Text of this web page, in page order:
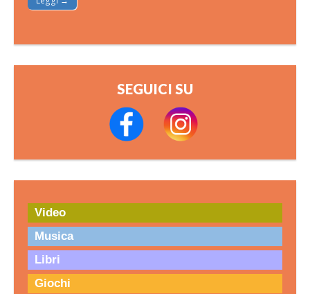
SEGUICI SU
Video
Musica
Libri
Giochi